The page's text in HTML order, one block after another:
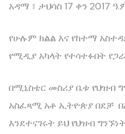
አዳማ ፣ ታህሳስ 17 ቀን 2017
የሁሉም ክልል እና የከተማ
የሚዲያ አካላት የተሳተፉበት
በሚኒስቴር መስሪያ ቤቱ የህዝብ
አስፈጻሚ አቶ ኢትዮጵያ በደቻ
እንደተናገሩት ይህ የህዝብ